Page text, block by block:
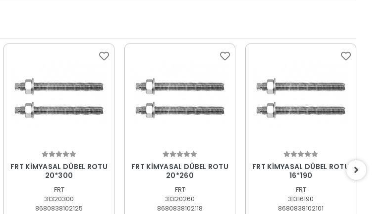
Sepete Ekle
FRT KİMYASAL DÜBEL ROTU
20*300
FRT
31320300
8680838102125
Sepete Ekle
FRT KİMYASAL DÜBEL ROTU
20*260
FRT
31320260
8680838102118
Sepete Ekle
FRT KİMYASAL DÜBEL ROTU
16*190
FRT
31316190
8680838102101